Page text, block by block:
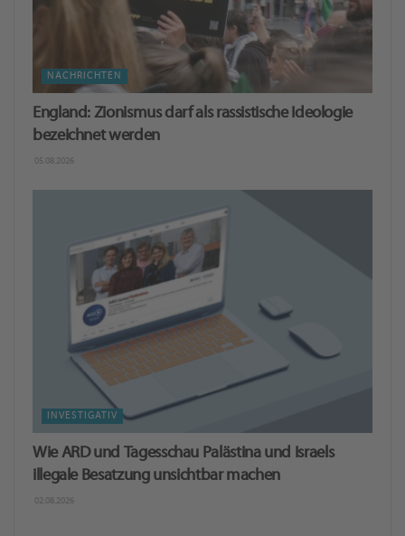
NACHRICHTEN
England: Zionismus darf als rassistische Ideologie
bezeichnet werden
05.08.2026
INVESTIGATIV
Wie ARD und Tagesschau Palästina und Israels
illegale Besatzung unsichtbar machen
02.08.2026